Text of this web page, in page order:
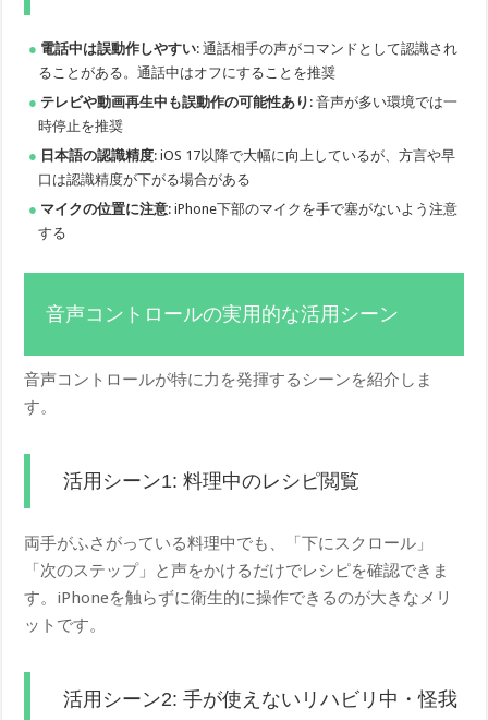
電話中は誤動作しやすい: 通話相手の声がコマンドとして認識され
ることがある。通話中はオフにすることを推奨
テレビや動画再生中も誤動作の可能性あり : 音声が多い環境では一
時停止を推奨
日本語の認識精度: iOS 17以降で大幅に向上しているが、方言や早
口は認識精度が下がる場合がある
マイクの位置に注意: iPhone下部のマイクを手で塞がないよう注意
する
音声コントロールの実用的な活用シーン
音声コントロールが特に力を発揮するシーンを紹介しま
す。
活用シーン1: 料理中のレシピ閲覧
両手がふさがっている料理中でも、「下にスクロール」
「次のステップ」と声をかけるだけでレシピを確認できま
す。iPhoneを触らずに衛生的に操作できるのが大きなメリ
ットです。
活用シーン2: 手が使えないリハビリ中・怪我